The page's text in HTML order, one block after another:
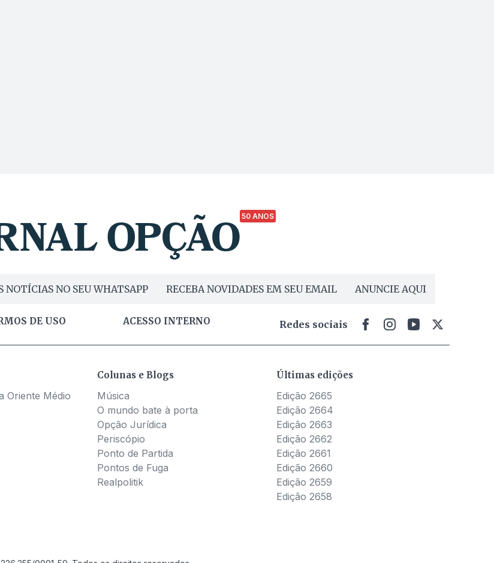
50 ANOS
NOTÍCIAS NO SEU WHATSAPP RECEBA NOVIDADES EM SEU EMAIL ANUNCIE AQUI
DE USO ACESSO INTERNO Redes sociais
Oriente Médio
Colunas e Blogs
Música
O mundo bate à porta
Opção Jurídica
Periscópio
Ponto de Partida
Pontos de Fuga
Realpolitik
Últimas edições
Edição 2665
Edição 2664
Edição 2663
Edição 2662
Edição 2661
Edição 2660
Edição 2659
Edição 2658